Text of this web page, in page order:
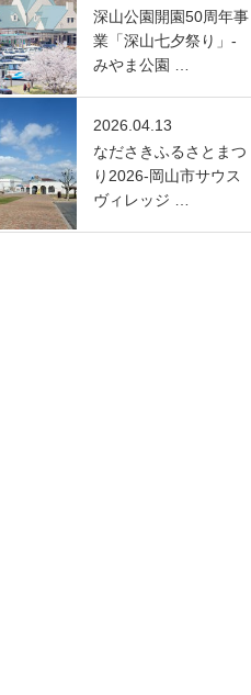
深山公園開園50周年事
業「深山七夕祭り」-
みやま公園 …
2026.04.13
なださきふるさとまつ
り2026-岡山市サウス
ヴィレッジ …